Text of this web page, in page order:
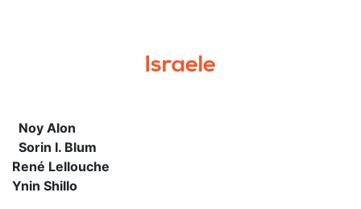
Israele
Noy Alon
Sorin I. Blum
René Lellouche
Ynin Shillo